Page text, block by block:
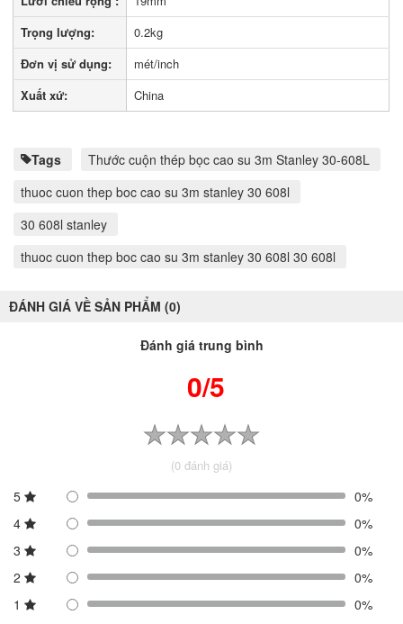
Trọng lượng:
0.2kg
Đơn vị sử dụng:
mét/inch
Xuất xứ:
China
Tags
Thước cuộn thép bọc cao su 3m Stanley 30-608L
thuoc cuon thep boc cao su 3m stanley 30 608l
30 608l stanley
thuoc cuon thep boc cao su 3m stanley 30 608l 30 608l
ĐÁNH GIÁ VỀ SẢN PHẨM (0)
Đánh giá trung bình
0/5
(0 đánh giá)
5
0%
4
0%
3
0%
2
0%
1
0%